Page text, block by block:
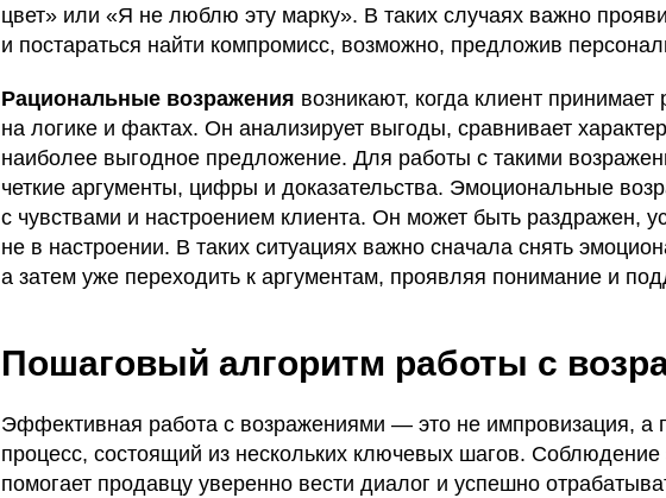
цвет» или «Я не люблю эту марку». В таких случаях важно
и постараться найти компромисс, возможно, предложив
Рациональные возражения возникают, когда клиент
на логике и фактах. Он анализирует выгоды, сравнивает
наиболее выгодное предложение. Для работы с такими
четкие аргументы, цифры и доказательства. Эмоциональные
с чувствами и настроением клиента. Он может быть раздражен,
не в настроении. В таких ситуациях важно сначала снять
а затем уже переходить к аргументам, проявляя понимание и
Пошаговый алгоритм работы с
Эффективная работа с возражениями — это не импровизация, а
процесс, состоящий из нескольких ключевых шагов. Соблюдение
помогает продавцу уверенно вести диалог и успешно